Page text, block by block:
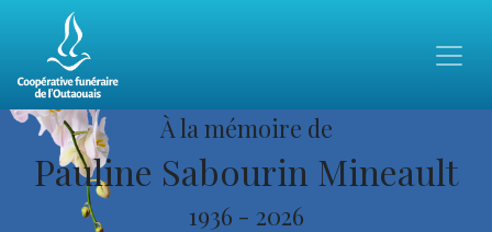
À la mémoire de
Pauline Sabourin Mineault
1936 - 2026